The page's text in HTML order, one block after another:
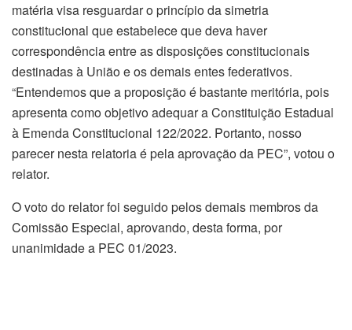
matéria visa resguardar o princípio da simetria
constitucional que estabelece que deva haver
correspondência entre as disposições constitucionais
destinadas à União e os demais entes federativos.
“Entendemos que a proposição é bastante meritória, pois
apresenta como objetivo adequar a Constituição Estadual
à Emenda Constitucional 122/2022. Portanto, nosso
parecer nesta relatoria é pela aprovação da PEC”, votou o
relator.
O voto do relator foi seguido pelos demais membros da
Comissão Especial, aprovando, desta forma, por
unanimidade a PEC 01/2023.